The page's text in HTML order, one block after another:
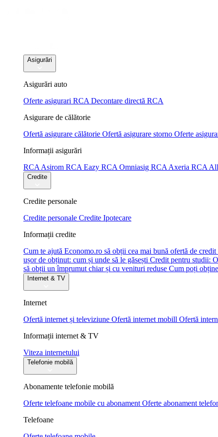
Asigurări
Asigurări auto
Oferte asigurari RCA Decontare directă RCA
Asigurare de călătorie
Ofertă asigurare călătorie Ofertă asigurare storno Oferte
Informații asigurări
RCA Asirom RCA Eazy RCA Omniasig RCA Axeria RCA
Credite
Credite personale
Credite personale Credite Ipotecare
Informații credite
Cum te ajută Economo.ro să obții cea mai bună ofertă de credit
ușor de obținut: cum și unde să le găsești Credit pentru studii:
să obții un împrumut chiar și cu venituri reduse Cum poți
Internet & TV
Internet
Ofertă internet și televiziune Ofertă internet mobill Ofertă
Informații internet & TV
Viteza internetului
Telefonie mobilă
Abonamente telefonie mobilă
Oferte telefoane mobile cu abonament Oferte abonament
Telefoane